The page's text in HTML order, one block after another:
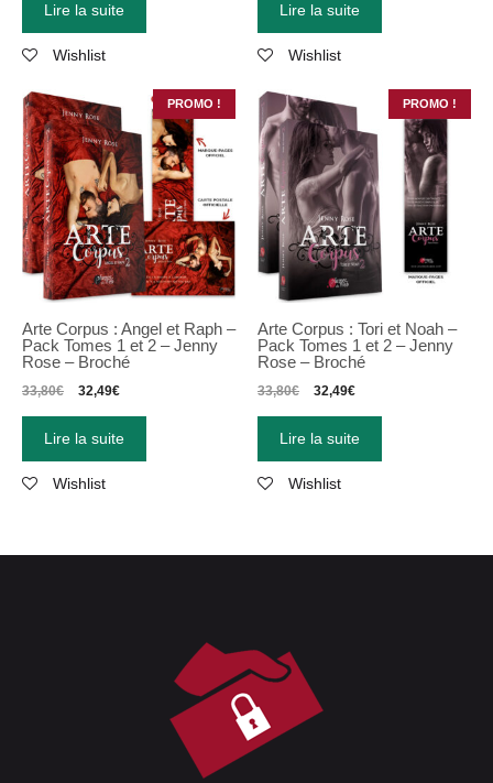
Lire la suite
Wishlist
Lire la suite
Wishlist
PROMO !
Arte Corpus : Angel et Raph –
Pack Tomes 1 et 2 – Jenny
Rose – Broché
33,80€ 32,49€
Lire la suite
Wishlist
PROMO !
Arte Corpus : Tori et Noah –
Pack Tomes 1 et 2 – Jenny
Rose – Broché
33,80€ 32,49€
Lire la suite
Wishlist